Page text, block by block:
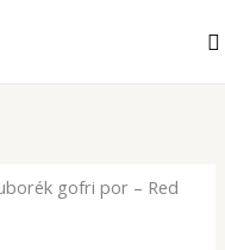
gofri por – Red